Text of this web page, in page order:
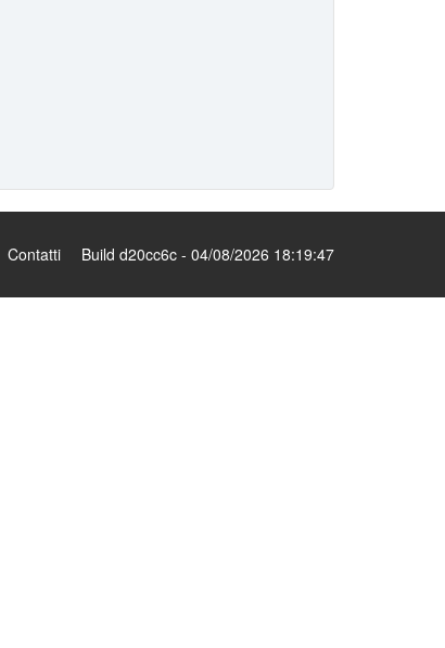
Contatti Build d20cc6c - 04/08/2026 18:19:47